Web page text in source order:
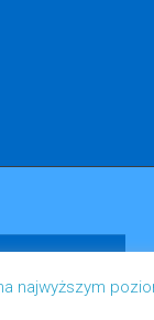
najwyższym